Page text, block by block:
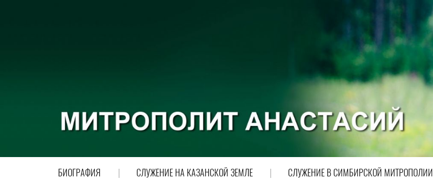
БИОГРАФИЯ СЛУЖЕНИЕ НА КАЗАНСКОЙ ЗЕМЛЕ СЛУЖЕНИЕ В СИМБИРСКОЙ МИТРОПОЛИИ